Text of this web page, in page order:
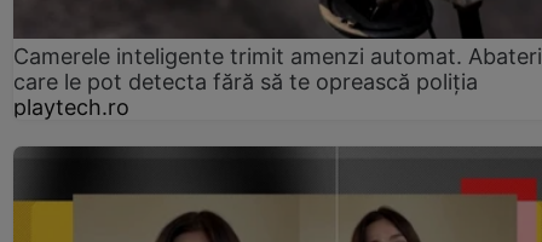
Camerele inteligente trimit amenzi automat.
care le pot detecta fără să te oprească poliția
playtech.ro